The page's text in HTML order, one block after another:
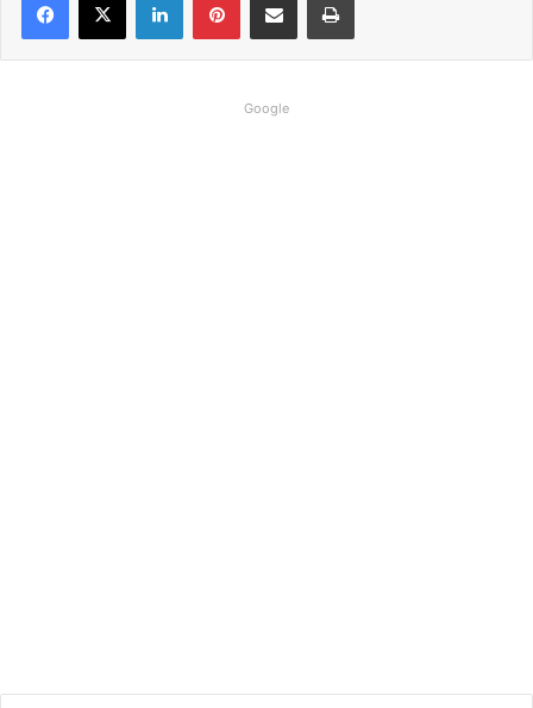
Google